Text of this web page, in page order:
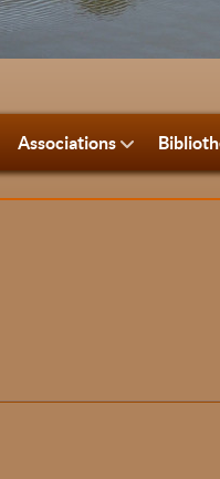
Associations